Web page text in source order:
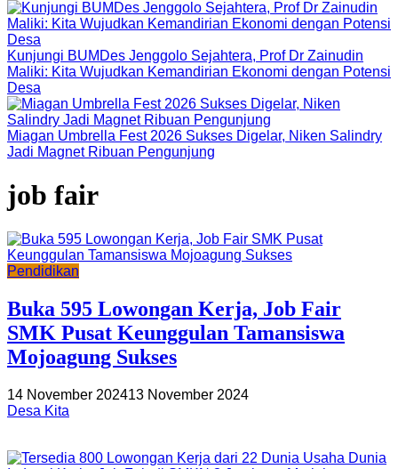
Kunjungi BUMDes Jenggolo Sejahtera, Prof Dr Zainudin
Maliki: Kita Wujudkan Kemandirian Ekonomi dengan Potensi
Desa
Miagan Umbrella Fest 2026 Sukses Digelar, Niken Salindry
Jadi Magnet Ribuan Pengunjung
job fair
Pendidikan
Buka 595 Lowongan Kerja, Job Fair
SMK Pusat Keunggulan Tamansiswa
Mojoagung Sukses
14 November 202413 November 2024
Desa Kita